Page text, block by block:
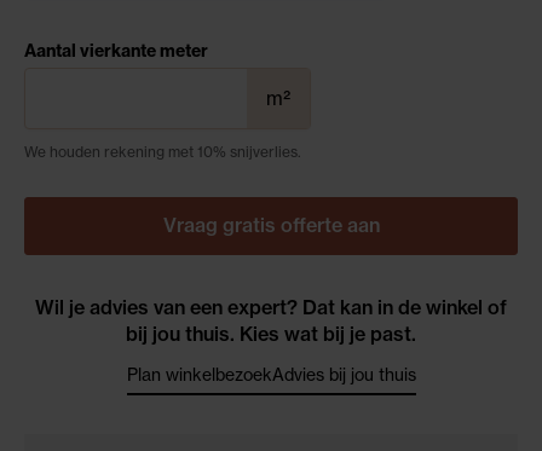
Aantal vierkante meter
m²
We houden rekening met 10% snijverlies.
Vraag gratis offerte aan
Wil je advies van een expert? Dat kan in de winkel of
bij jou thuis. Kies wat bij je past.
Plan winkelbezoekAdvies bij jou thuis